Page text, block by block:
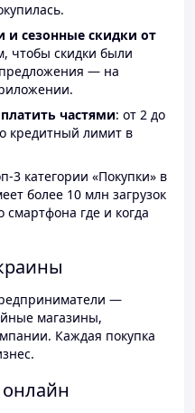
и сезонные скидки от
чтобы скидки были
— на
частями: от 2 до
кредитный лимит в
3 категории «Покупки» в
более 10 млн загрузок
смартфона где и когда
—
магазины,
Каждая покупка
онлайн